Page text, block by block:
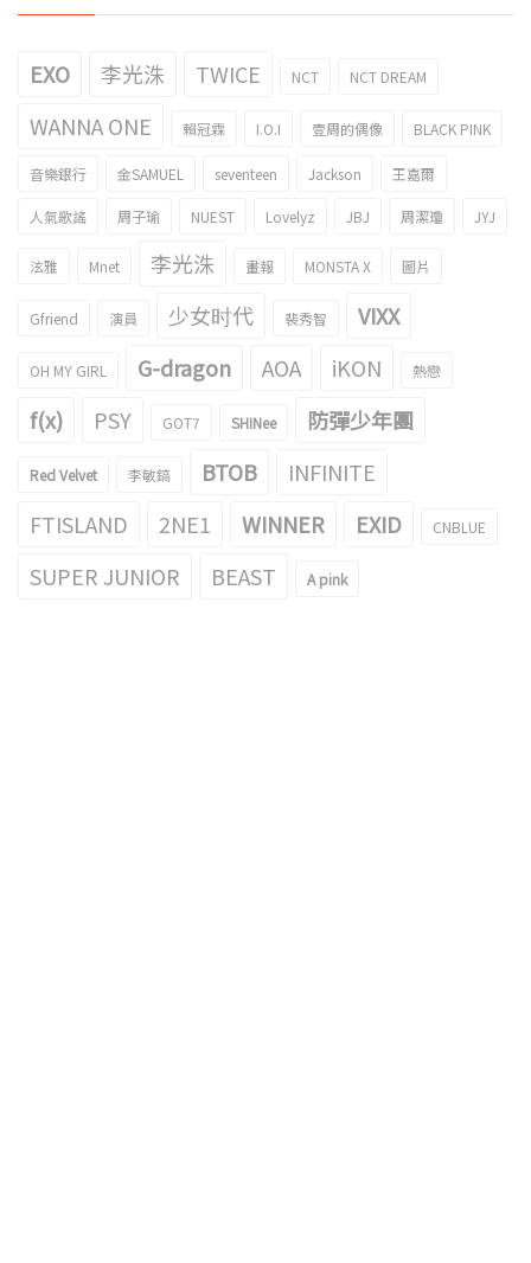
EXO 李光洙 TWICE NCT NCT DREAM
WANNA ONE 賴冠霖 I.O.I 壹周的偶像 BLACK PINK
音樂銀行 金SAMUEL seventeen Jackson 王嘉爾
人氣歌謠 周子瑜 NUEST Lovelyz JBJ 周潔瓊 JYJ
泫雅 Mnet 李光洙 畫報 MONSTA X 圖片
Gfriend 演員 少女时代 裴秀智 VIXX
OH MY GIRL G-dragon AOA iKON 熱戀
f(x) PSY GOT7 SHINee 防彈少年團
Red Velvet 李敏鎬 BTOB
INFINITE
FTISLAND
2NE1 WINNER EXID CNBLUE
SUPER JUNIOR BEAST A pink